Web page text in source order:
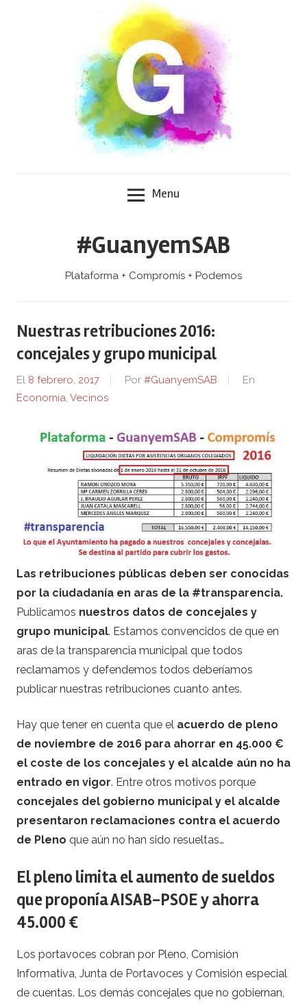
Menu
#GuanyemSAB
Plataforma + Compromís + Podemos
Nuestras retribuciones 2016:
concejales y grupo municipal
El 8 febrero, 2017 Por #GuanyemSAB
En
Economía, Vecinos
Las retribuciones públicas deben ser conocidas
por la ciudadanía en aras de la #transparencia.
Publicamos nuestros datos de concejales y
grupo municipal. Estamos convencidos de que en
aras de la transparencia municipal que todos
reclamamos y defendemos todos deberíamos
publicar nuestras retribuciones cuanto antes.
Hay que tener en cuenta que el acuerdo de pleno
de noviembre de 2016 para ahorrar en 45.000 €
el coste de los concejales y el alcalde aún no ha
entrado en vigor. Entre otros motivos porque
concejales del gobierno municipal y el alcalde
presentaron reclamaciones contra el acuerdo
de Pleno que aún no han sido resueltas…
El pleno limita el aumento de sueldos
que proponía AISAB-PSOE y ahorra
45.000 €
Los portavoces cobran por Pleno, Comisión
Informativa, Junta de Portavoces y Comisión especial
de cuentas. Los demás concejales que no gobiernan,